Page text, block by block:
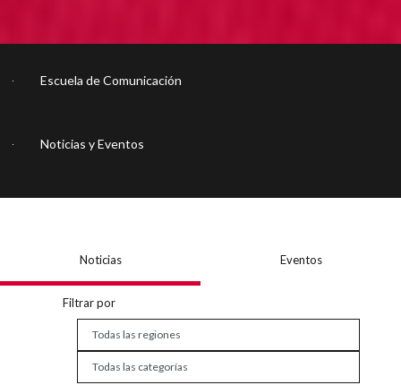
Escuela de Comunicación
Noticias y Eventos
Noticias Eventos
Filtrar por